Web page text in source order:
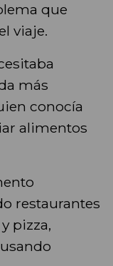
que
viaje.
más
conocía
alimentos
restaurantes
pizza,